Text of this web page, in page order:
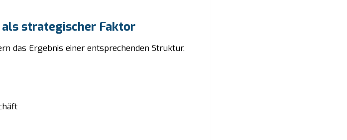
strategischer Faktor
das Ergebnis einer entsprechenden Struktur.